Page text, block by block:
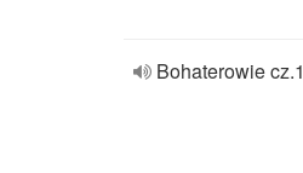
Bohaterowie cz.1